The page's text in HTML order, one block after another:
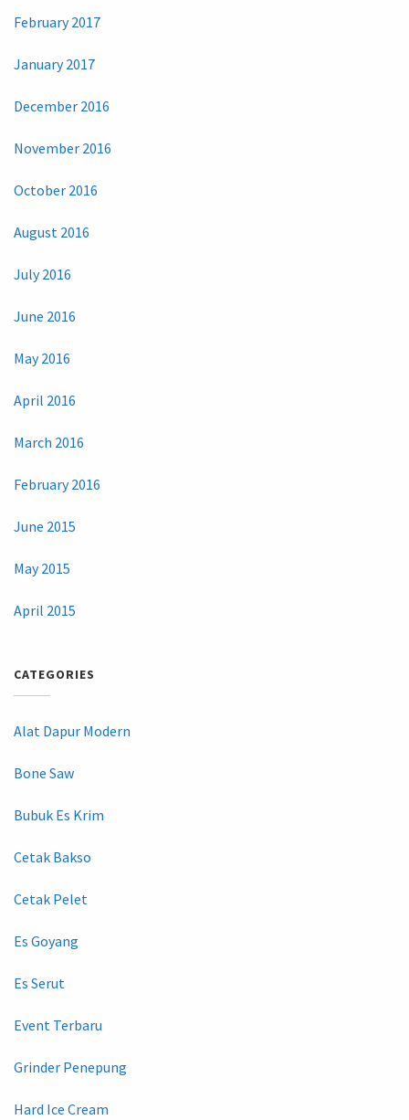
February 2017
January 2017
December 2016
November 2016
October 2016
August 2016
July 2016
June 2016
May 2016
April 2016
March 2016
February 2016
June 2015
May 2015
April 2015
CATEGORIES
Alat Dapur Modern
Bone Saw
Bubuk Es Krim
Cetak Bakso
Cetak Pelet
Es Goyang
Es Serut
Event Terbaru
Grinder Penepung
Hard Ice Cream